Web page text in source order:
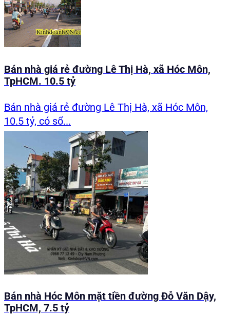
Bán nhà giá rẻ đường Lê Thị Hà, xã Hóc Môn,
TpHCM. 10.5 tỷ
Bán nhà giá rẻ đường Lê Thị Hà, xã Hóc Môn,
10.5 tỷ, có sổ...
Bán nhà Hóc Môn mặt tiền đường Đỗ Văn Dậy,
TpHCM, 7.5 tỷ